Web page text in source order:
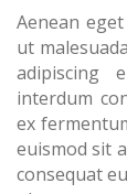
Aenean
ut
adipiscing
interdum
ex
euismod sit
consequat